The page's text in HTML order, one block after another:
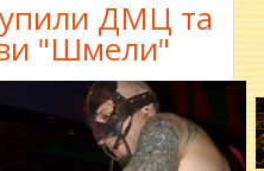
ДМЦ та
"Шмели"